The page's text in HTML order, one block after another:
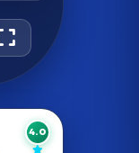
4.0